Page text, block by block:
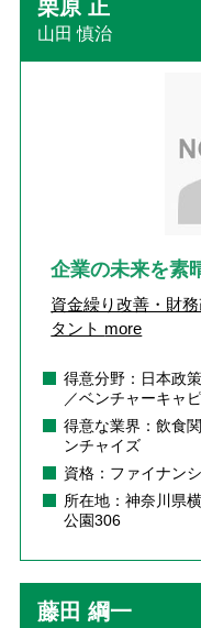
栗原 正
山田 慎治
企業の未来を素
資金繰り改善・財
タント more
得意分野：日本政
／ベンチャーキャ
得意な業界：飲食
ンチャイズ
資格：ファイナン
所在地：神奈川県
公園306
藤田 綱一